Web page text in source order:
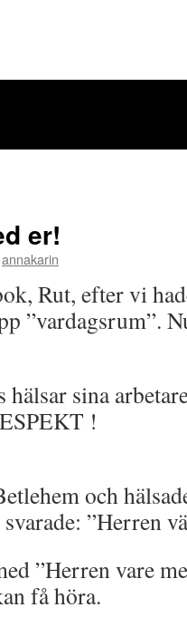
er!
annakarin
Rut, efter vi
”vardagsrum”.
sina
!
och
”Herren
”Herren vare
få höra.